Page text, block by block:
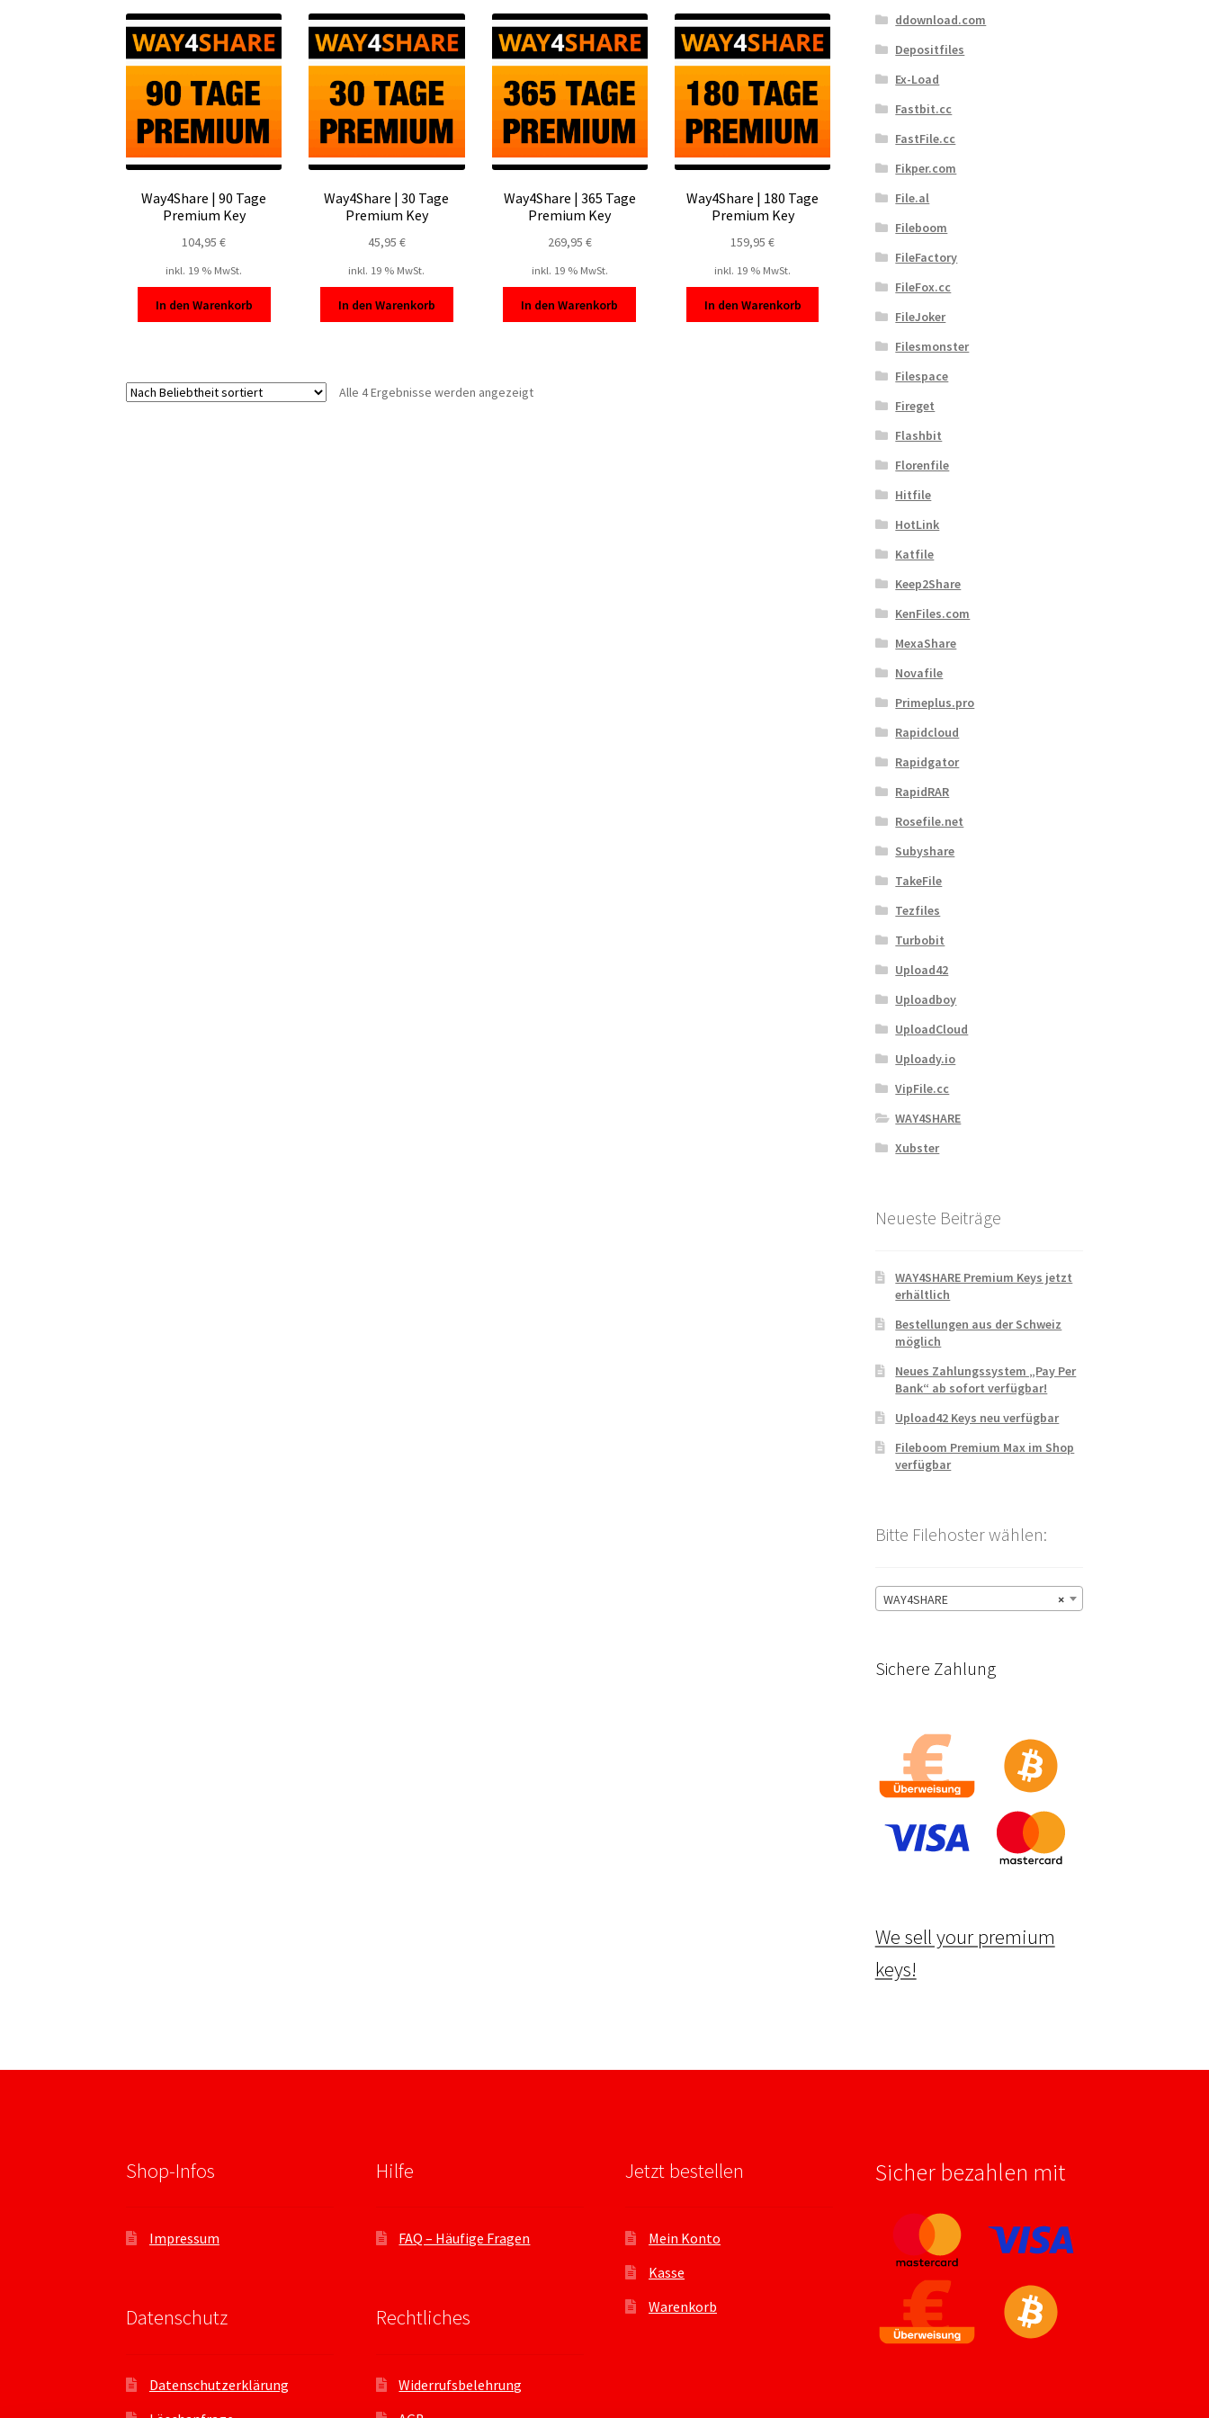
Way4Share | 90 Tage
Premium Key
104,95€
inkl. 19 % MwSt.
In den Warenkorb
Way4Share | 30 Tage
Premium Key
45,95 €
inkl. 19 % MwSt.
In den Warenkorb
Way4Share | 365 Tage
Premium Key
269,95 €
inkl. 19 % MwSt.
In den Warenkorb
Way4Share | 180 Tage
Premium Key
159,95 €
inkl. 19 % MwSt.
In den Warenkorb
Alle 4 Ergebnisse werden angezeigtNach
ddownload.com
Depositfiles
Ex-Load
Fastbit.cc
FastFile.cc
Fikper.com
File.al
Fileboom
FileFactory
FileFox.cc
FileJoker
Filesmonster
Filespace
Fireget
Flashbit
Florenfile
Hitfile
HotLink
Katfile
Keep2Share
KenFiles.com
MexaShare
Novafile
Primeplus.pro
Rapidcloud
Rapidgator
RapidRAR
Rosefile.net
Subyshare
TakeFile
Tezfiles
Turbobit
Upload42
Uploadboy
UploadCloud
Uploady.io
VipFile.cc
WAY4SHARE
Xubster
Neueste Beiträge
WAY4SHARE Premium Keys jetzt
erhältlich
Bestellungen aus der Schweiz
möglich
Neues Zahlungssystem „Pay Per
Bank“ ab sofort verfügbar!
Upload42 Keys neu verfügbar
Fileboom Premium Max im Shop
verfügbar
Bitte Filehoster wählen:
×
WAY4SHARE
Sichere Zahlung
We sell your premium
keys!
Shop-Infos
Impressum
Datenschutz
Datenschutzerklärung
Hilfe
FAQ – Häufige Fragen
Rechtliches
Widerrufsbelehrung
Jetzt bestellen
Mein Konto
Kasse
Warenkorb
Sicher bezahlen mit